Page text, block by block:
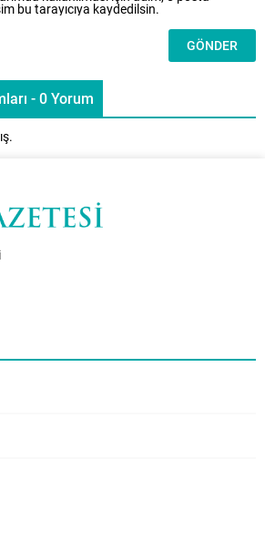
bu tarayıcıya kaydedilsin.
- 0 Yorum